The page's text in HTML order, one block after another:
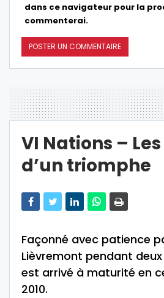
dans ce navigateur pour la
commenterai.
VI Nations –
d’un triomphe
Façonné avec patience
Lièvremont pendant
est arrivé à maturité en
2010.